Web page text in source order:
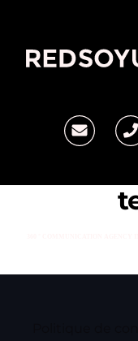
content
Politique de